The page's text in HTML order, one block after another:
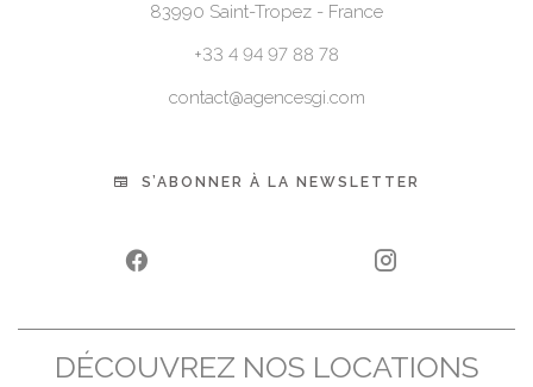
83990 Saint-Tropez - France
+33 4 94 97 88 78
contact@agencesgi.com
S’ABONNER À LA NEWSLETTER
DÉCOUVREZ NOS LOCATIONS